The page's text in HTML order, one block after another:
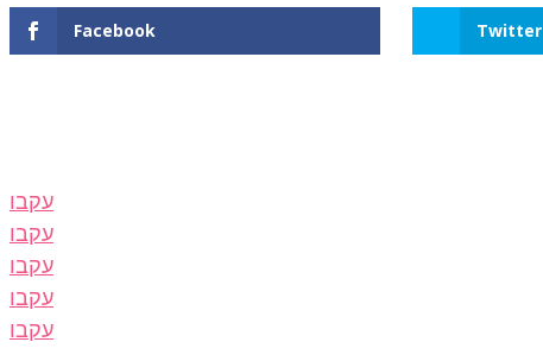
Facebook Twitter
עקבו
עקבו
עקבו
עקבו
עקבו